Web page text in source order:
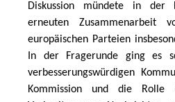
Diskussion mündete in der
erneuten Zusammenarbeit
europäischen Parteien
In der Fragerunde ging es
verbesserungswürdigen
Kommission und die